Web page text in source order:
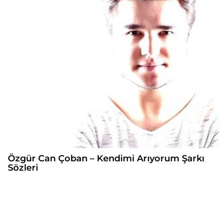
Özgür Can Çoban – Kendimi Arıyorum Şarkı
Sözleri